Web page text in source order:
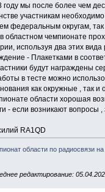
году мы после более чем
участникам
федеральным округам, так
областном чемпионате
используя два этих
- Плакетками в
будут награждены
в тесте можно
как окружные , так и
области хорошая
- если возникают вопросы
RA1QD
области по радиосвязи
редактирование: